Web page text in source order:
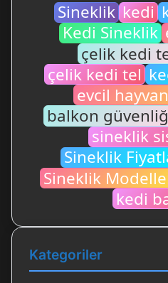
Sineklik kedi
Kedi Sineklik
çelik kedi
çelik kedi tel
evcil
balkon
sineklik
Sineklik
Sineklik
kedi
Kategoriler